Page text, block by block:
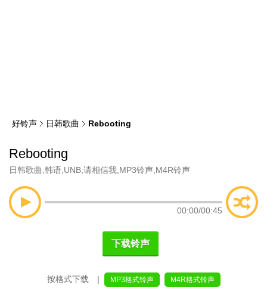
好铃声 日韩歌曲 Rebooting
Rebooting
日韩歌曲 韩语 UNB 请相信我 MP3铃声 M4R铃声
00:00/00:45
下载铃声
按格式下载 | MP3格式铃声 M4R格式铃声